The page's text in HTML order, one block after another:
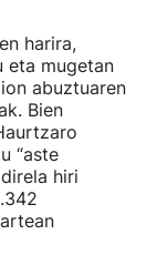
harira,
eta mugetan
abuztuaren
Bien
“aste
hiri